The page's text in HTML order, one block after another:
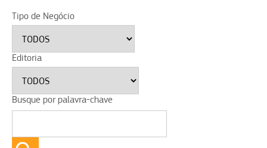
Tipo de Negócio
Editoria
Busque por palavra-chave